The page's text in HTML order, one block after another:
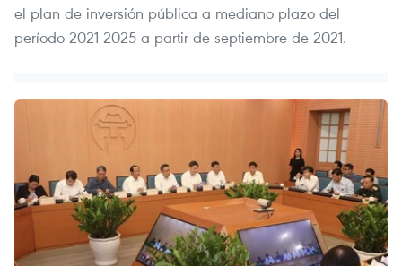
el plan de inversión pública a mediano plazo del
período 2021-2025 a partir de septiembre de 2021.